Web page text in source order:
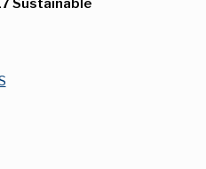
Sustainable